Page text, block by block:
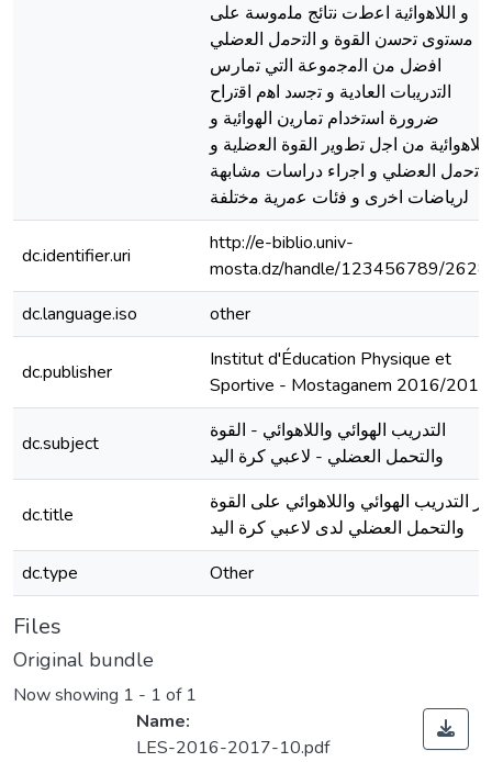
ﻭ ﺍﻟﻼﻫﻭﺍﺋﻳﺔ ﺍﻋﻁﺕ ﻧﺗﺎﺋﺞ ﻣﻠﻣﻭﺳﺔ ﻋﻠﻰ
ﻣﺳﺗﻭﻯ ﺗﺣﺳﻥ ﺍﻟﻘﻭﺓ ﻭ ﺍﻟﺗﺣﻣﻝ ﺍﻟﻌﺿﻠﻲ
ﺍﻓﺿﻝ ﻣﻥ ﺍﻟﻣﺟﻣﻭﻋﺔ ﺍﻟﺗﻲ ﺗﻣﺎﺭﺱ
ﺍﻟﺗﺩﺭﻳﺑﺎﺕ ﺍﻟﻌﺎﺩﻳﺔ ﻭ ﺗﺟﺳﺩ ﺍﻫﻡ ﺍﻗﺗﺭﺍﺡ
ﺿﺭﻭﺭﺓ ﺍﺳﺗﺧﺩﺍﻡ ﺗﻣﺎﺭﻳﻥ ﺍﻟﻬﻭﺍﺋﻳﺔ ﻭ
ﺍﻟﻼﻫﻭﺍﺋﻳﺔ ﻣﻥ ﺍﺟﻝ ﺗﻁﻭﻳﺭ ﺍﻟﻘﻭﺓ ﺍﻟﻌﺿﻠﻳﺔ ﻭ
ﺍﻟﺗﺣﻣﻝ ﺍﻟﻌﺿﻠﻲ ﻭ ﺍﺟﺭﺍء ﺩﺭﺍﺳﺎﺕ ﻣﺷﺎﺑﻬﺔ
ﻟﺭﻳﺎﺿﺎﺕ ﺍﺧﺭﻯ ﻭ ﻓﺋﺎﺕ ﻋﻣﺭﻳﺔ ﻣﺧﺗﻠﻔﺔ
dc.identifier.uri
http://e-biblio.univ-
mosta.dz/handle/123456789/
dc.language.iso
other
dc.publisher
Institut d'Éducation Physique et
Sportive - Mostaganem 2016/2017
dc.subject
التدريب الهوائي واللاهوائي - القوة
والتحمل العضلي - لاعبي كرة اليد
dc.title
أثر التدريب الهوائي واللاهوائي على القوة
والتحمل العضلي لدى لاعبي كرة اليد
dc.type
Other
Files
Original bundle
Now showing 1 - 1 of 1
Name:
LES-2016-2017-10.pdf